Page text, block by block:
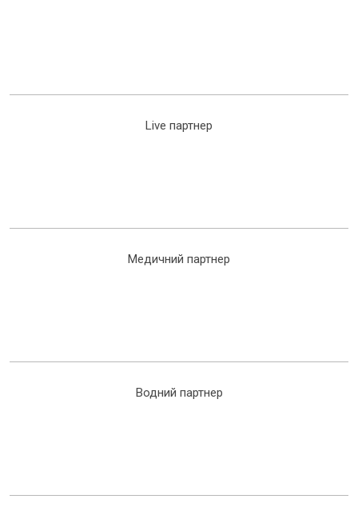
Live партнер
Медичний партнер
Водний партнер